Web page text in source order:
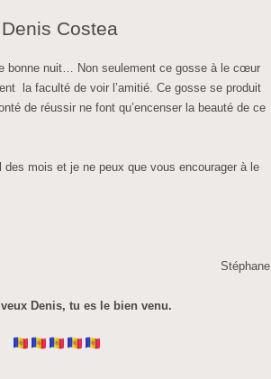
Denis Costea
bonne nuit… Non seulement ce gosse à le cœur
la faculté de voir l’amitié. Ce gosse se produit
de réussir ne font qu’encenser la beauté de ce
mois et je ne peux que vous encourager à le
Stéphane
Denis, tu es le bien venu.